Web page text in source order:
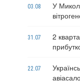
03.08
У
31.07
2
22.07